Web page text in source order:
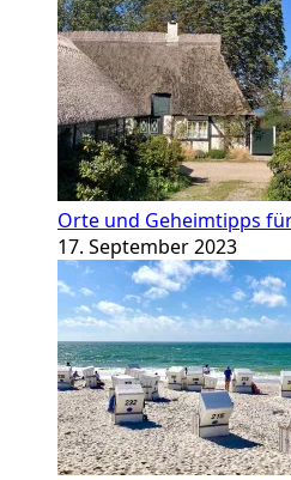
Orte und Geheimtipps
17. September 2023